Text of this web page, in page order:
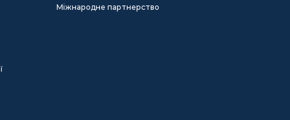
Міжнародне партнерство